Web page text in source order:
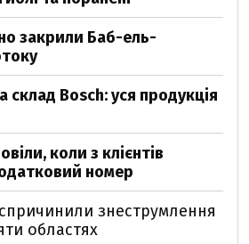
закрили Баб-ель-
склад Bosch: уся продукція
коли з клієнтів
номер
спричинили знеструмлення
областях